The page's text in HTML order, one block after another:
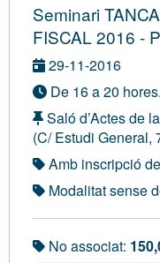
Seminari
FISCAL 2016 -
29-11-2016
De 16 a 20 hores.
Saló d’Actes de
(C/ Estudi General,
Amb inscripció
Modalitat sense
No associat: